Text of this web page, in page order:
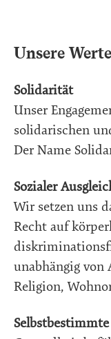
Unsere Werte
Solidarität
Unser
solidarischen
Der Name
Sozialer
Wir setzen uns
Recht auf
unabhängig von
Religion,